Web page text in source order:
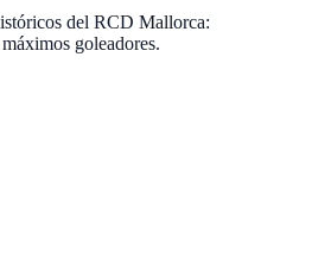
del RCD Mallorca:
goleadores.